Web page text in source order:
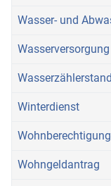
Wasser- und
Wasserversorgung
Winterdienst
Wohngeldantrag